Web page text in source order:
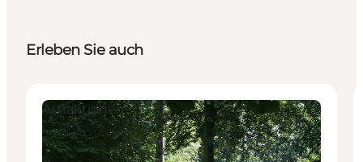
Erleben Sie auch
Attraktionen